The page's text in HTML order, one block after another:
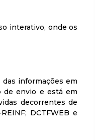
interativo, onde os
informações em
de envio e está em
decorrentes de
DCTFWEB e